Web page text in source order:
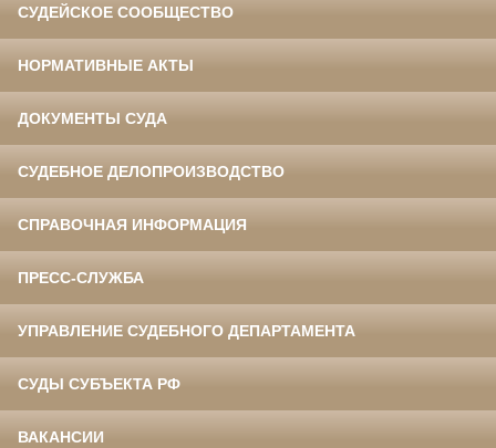
СУДЕЙСКОЕ СООБЩЕСТВО
НОРМАТИВНЫЕ АКТЫ
ДОКУМЕНТЫ СУДА
СУДЕБНОЕ ДЕЛОПРОИЗВОДСТВО
СПРАВОЧНАЯ ИНФОРМАЦИЯ
ПРЕСС-СЛУЖБА
УПРАВЛЕНИЕ СУДЕБНОГО ДЕПАРТАМЕНТА
СУДЫ СУБЪЕКТА РФ
ВАКАНСИИ